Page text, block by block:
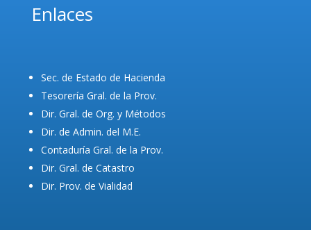
Enlaces
Sec. de Estado de Hacienda
Tesorería Gral. de la Prov.
Dir. Gral. de Org. y Métodos
Dir. de Admin. del M.E.
Contaduría Gral. de la Prov.
Dir. Gral. de Catastro
Dir. Prov. de Vialidad